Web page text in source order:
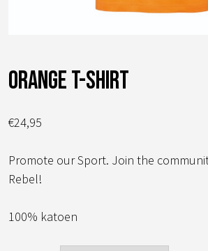
orange t-shirt
€24,95
Promote our Sport. Join the
Rebel!
100% katoen